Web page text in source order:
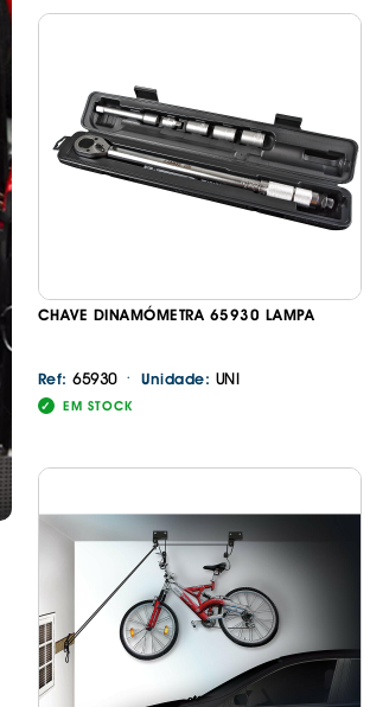
CHAVE DINAMÓMETRA 65930 LAMPA
Ref: 65930 · Unidade: UNI
EM STOCK
Continuar a comprar